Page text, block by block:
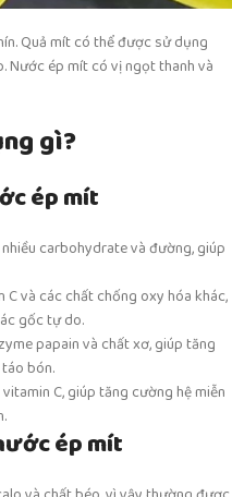
Quả mít có thể được sử dụng
Nước ép mít có vị ngọt thanh và
gì?
ép mít
carbohydrate và đường, giúp
C và các chất chống oxy hóa khác,
gốc tự do.
papain và chất xơ, giúp tăng
bón.
C, giúp tăng cường hệ miễn
ép mít